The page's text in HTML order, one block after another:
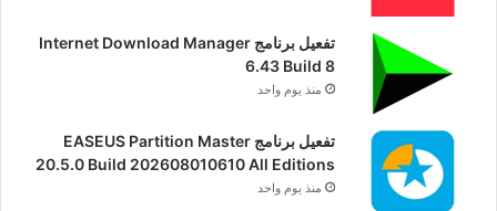
تفعيل برنامج Internet Download Manager
6.43 Build 8
منذ يوم واحد
تفعيل برنامج EASEUS Partition Master
20.5.0 Build 202608010610 All Editions
منذ يوم واحد